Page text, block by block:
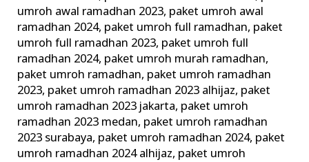
umroh awal ramadhan 2023, paket umroh awal
ramadhan 2024, paket umroh full ramadhan, paket
umroh full ramadhan 2023, paket umroh full
ramadhan 2024, paket umroh murah ramadhan,
paket umroh ramadhan, paket umroh ramadhan
2023, paket umroh ramadhan 2023 alhijaz, paket
umroh ramadhan 2023 jakarta, paket umroh
ramadhan 2023 medan, paket umroh ramadhan
2023 surabaya, paket umroh ramadhan 2024, paket
umroh ramadhan 2024 alhijaz, paket umroh